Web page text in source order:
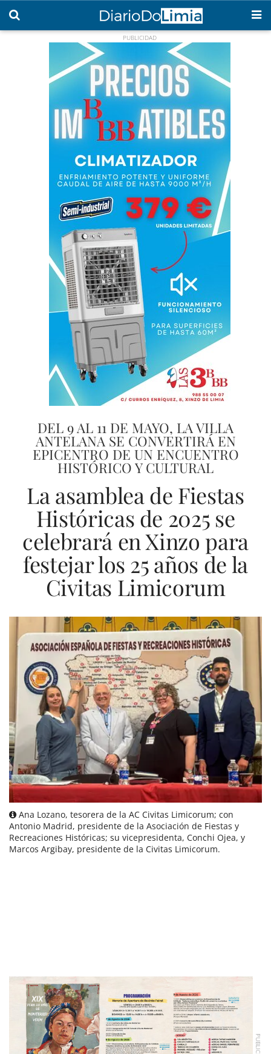
DEL 9 AL 11 DE MAYO, LA VILLA
ANTELANA SE CONVERTIRÁ EN
EPICENTRO DE UN ENCUENTRO
HISTÓRICO Y CULTURAL
La asamblea de Fiestas
Históricas de 2025 se
celebrará en Xinzo para
festejar los 25 años de la
Civitas Limicorum
Ana Lozano, tesorera de la AC Civitas Limicorum; con
Antonio Madrid, presidente de la Asociación de Fiestas y
Recreaciones Históricas; su vicepresidenta, Conchi Ojea, y
Marcos Argibay, presidente de la Civitas Limicorum.